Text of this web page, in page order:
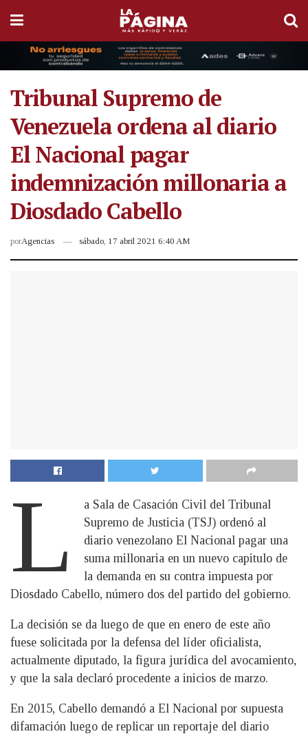
Tribunal Supremo de
Venezuela ordena al diario
El Nacional pagar
indemnización millonaria a
Diosdado Cabello
porAgencias sábado, 17 abril 2021 6:40 AM
L
a Sala de Casación Civil del Tribunal
Supremo de Justicia (TSJ) ordenó al
diario venezolano El Nacional pagar una
suma millonaria en un nuevo capitulo de
la demanda en su contra impuesta por
Diosdado Cabello, número dos del partido del gobierno.
La decisión se da luego de que en enero de este año
fuese solicitada por la defensa del líder oficialista,
actualmente diputado, la figura jurídica del avocamiento,
y que la sala declaró procedente a inicios de marzo.
En 2015, Cabello demandó a El Nacional por supuesta
difamación luego de replicar un reportaje del diario